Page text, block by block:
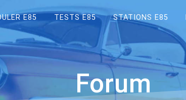
E85 TESTS E85 STATIONS E85
Forum